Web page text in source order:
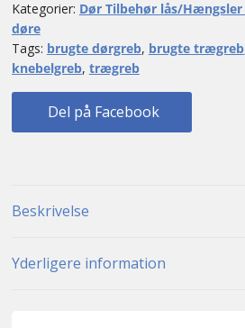
Kategorier: Dør Tilbehør lås/
døre
Tags: brugte dørgreb, brugte trægreb
knebelgreb, trægreb
Del på Facebook
Beskrivelse
Yderligere information